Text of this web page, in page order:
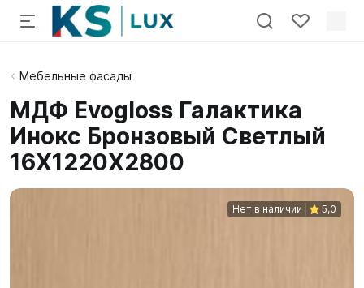
Мебельные фасады
МДФ Evogloss Галактика
Инокс Бронзовый Светлый
16X1220X2800
Нет в наличии 5,0